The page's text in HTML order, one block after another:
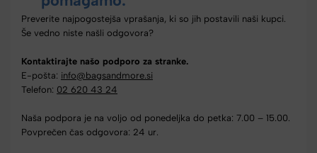
Preverite najpogostejša vprašanja, ki so jih postavili naši kupci.
Še vedno niste našli odgovora?
Kontaktirajte našo podporo za stranke.
E-pošta: info@bagsandmore.si
Telefon: 02 620 43 24
Naša podpora je na voljo od ponedeljka do petka: 7.00 – 15.00.
Povprečen čas odgovora: 24 ur.